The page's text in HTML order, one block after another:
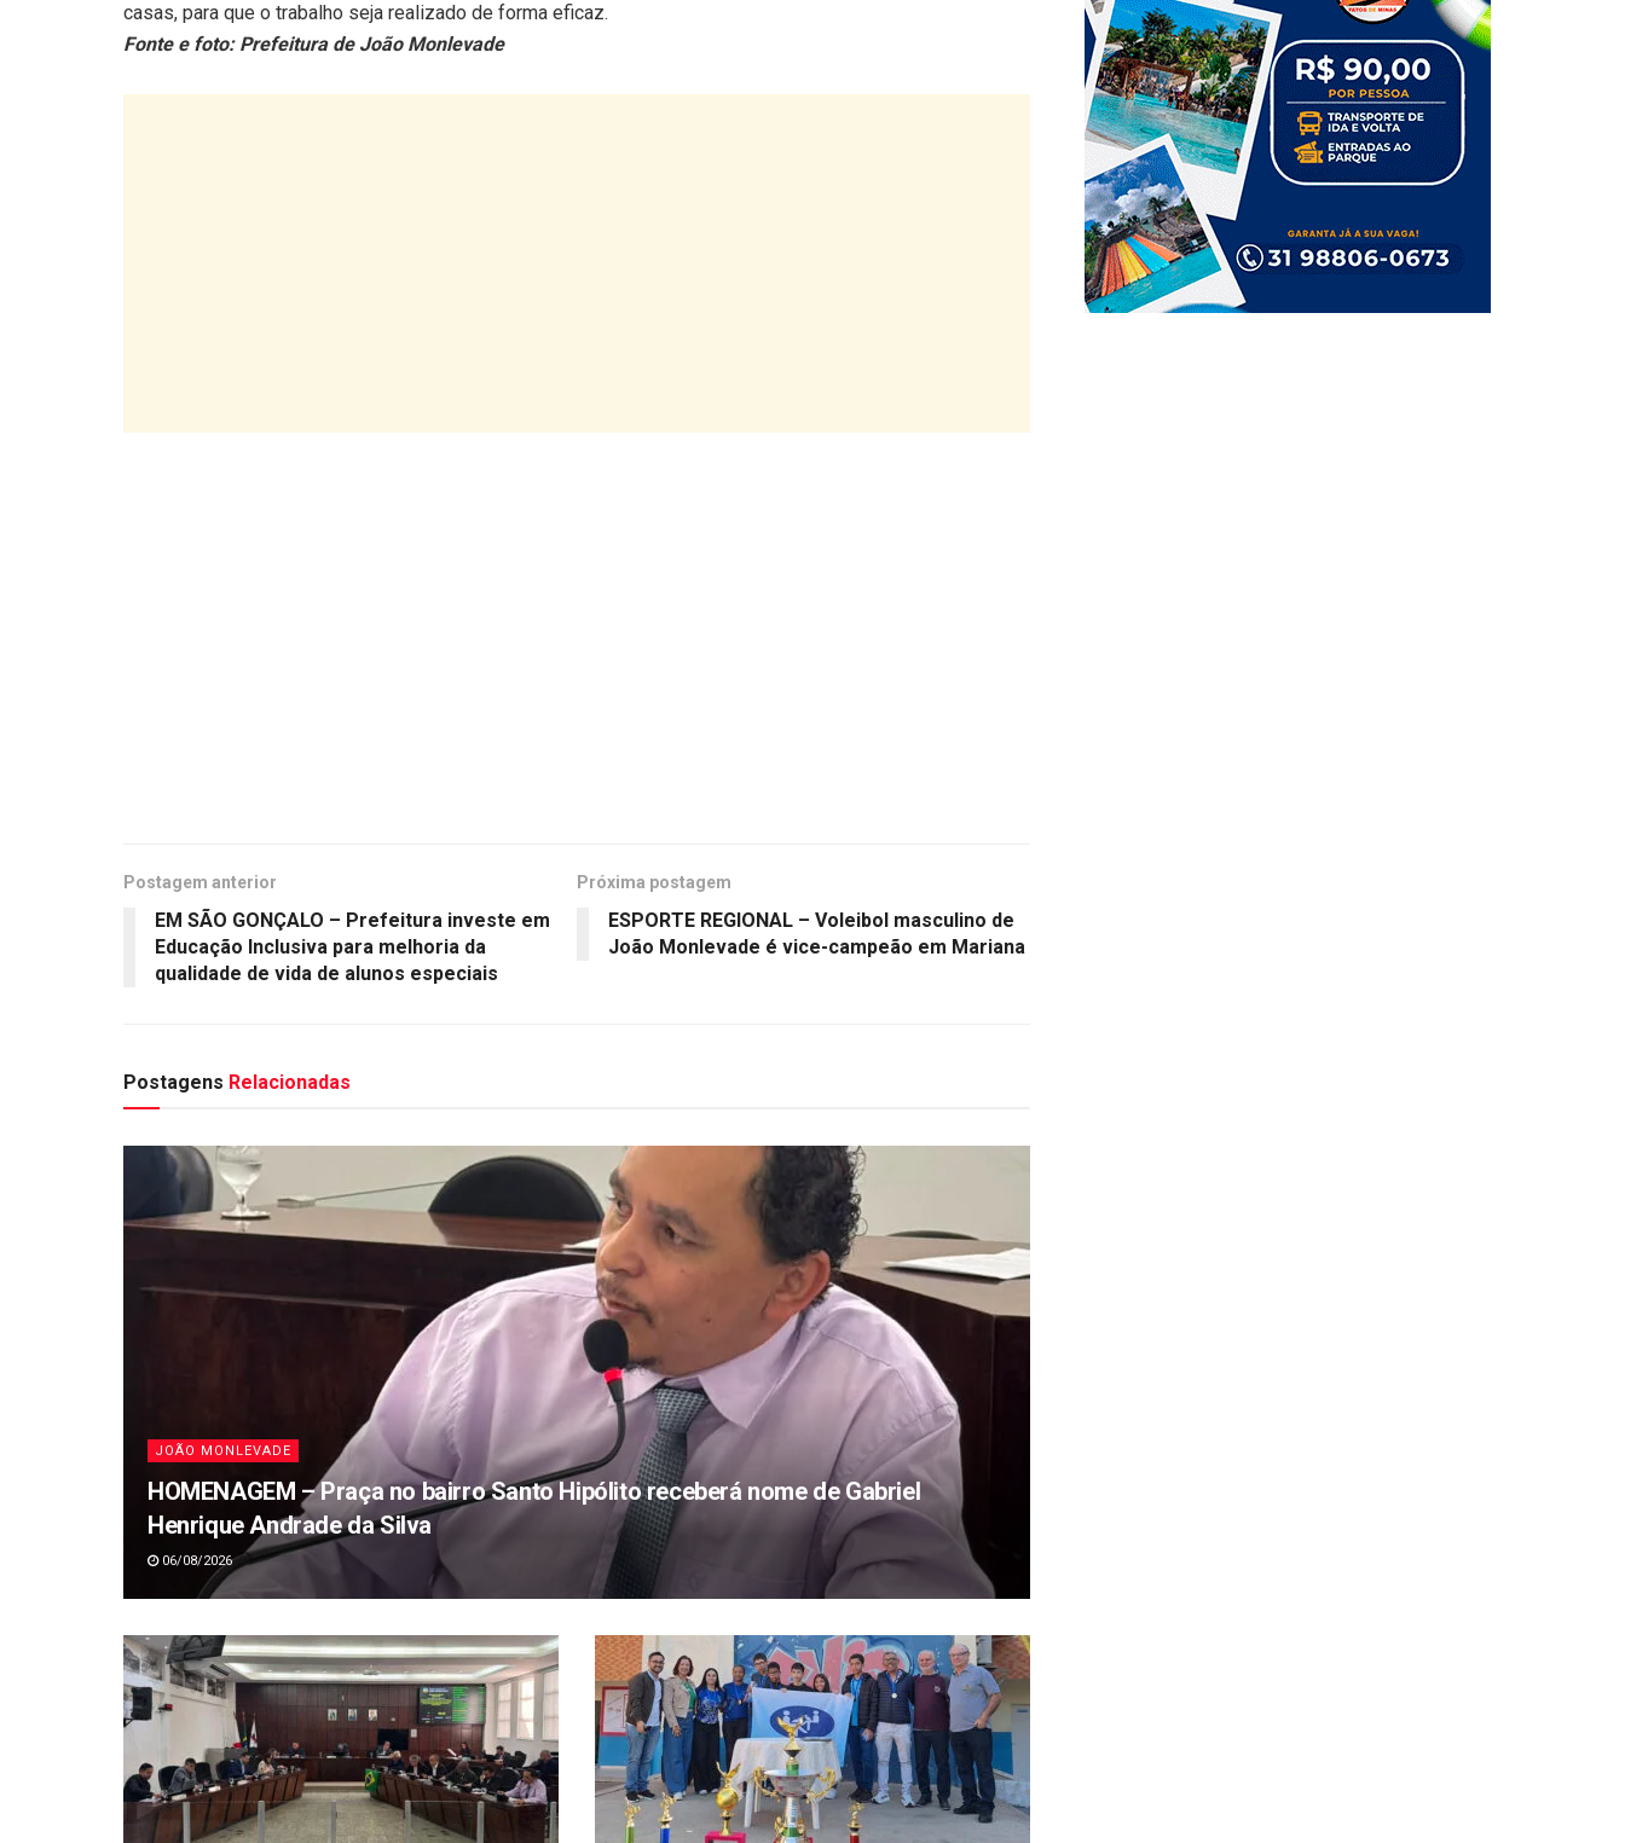
casas, para que o trabalho seja realizado de forma eficaz.
Fonte e foto: Prefeitura de João Monlevade
Postagem anterior
EM SÃO GONÇALO – Prefeitura investe em
Educação Inclusiva para melhoria da
qualidade de vida de alunos especiais
Próxima postagem
ESPORTE REGIONAL – Voleibol masculino de
João Monlevade é vice-campeão em Mariana
Postagens Relacionadas
JOÃO MONLEVADE
HOMENAGEM – Praça no bairro Santo Hipólito receberá nome de Gabriel
Henrique Andrade da Silva
06/08/2026